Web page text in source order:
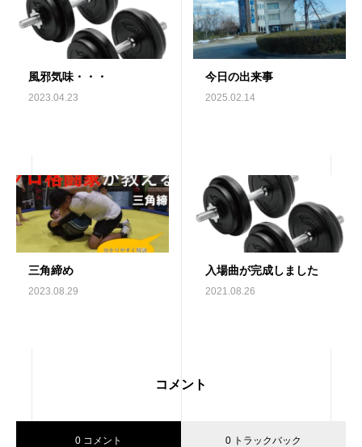
風邪気味・・・
2023.04.23
今日の出来事
2025.02.14
三角締め
2023.08.29
入場曲が完成しました
2021.08.26
コメント
0 コメント 0 トラックバック